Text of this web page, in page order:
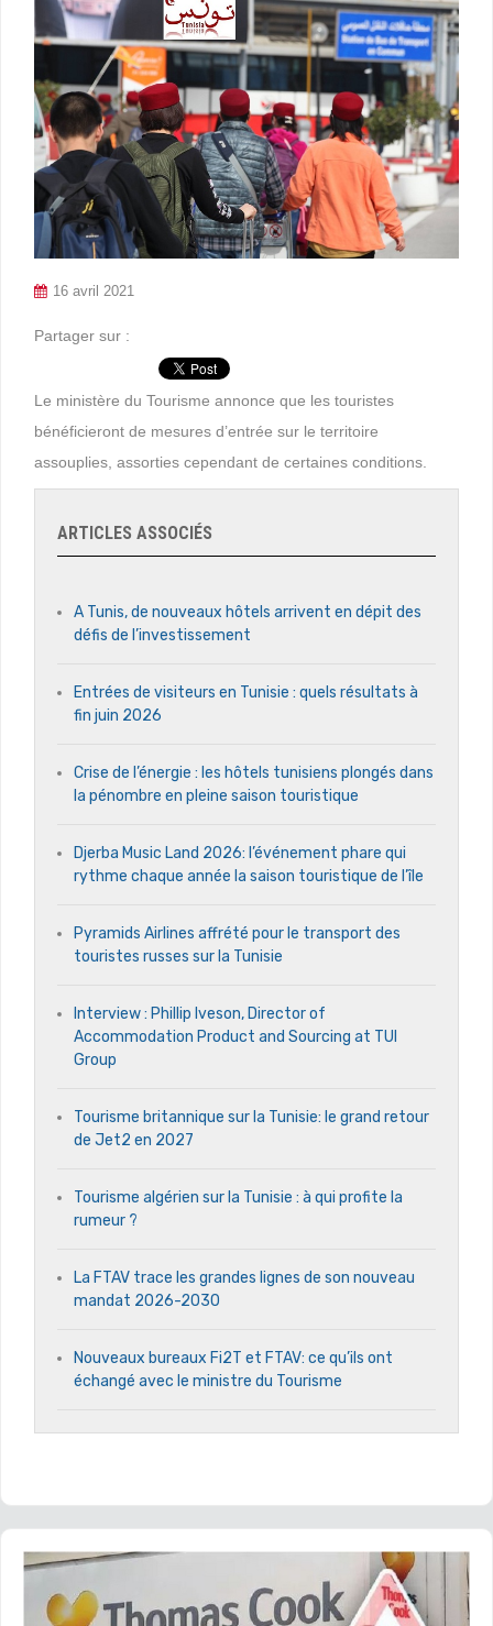
16 avril 2021
Partager sur :
Le ministère du Tourisme annonce que les touristes
bénéficieront de mesures d’entrée sur le territoire
assouplies, assorties cependant de certaines conditions.
ARTICLES ASSOCIÉS
A Tunis, de nouveaux hôtels arrivent en dépit des
défis de l’investissement
Entrées de visiteurs en Tunisie : quels résultats à
fin juin 2026
Crise de l’énergie : les hôtels tunisiens plongés dans
la pénombre en pleine saison touristique
Djerba Music Land 2026: l’événement phare qui
rythme chaque année la saison touristique de l’île
Pyramids Airlines affrété pour le transport des
touristes russes sur la Tunisie
Interview : Phillip Iveson, Director of
Accommodation Product and Sourcing at TUI
Group
Tourisme britannique sur la Tunisie: le grand retour
de Jet2 en 2027
Tourisme algérien sur la Tunisie : à qui profite la
rumeur ?
La FTAV trace les grandes lignes de son nouveau
mandat 2026-2030
Nouveaux bureaux Fi2T et FTAV: ce qu’ils ont
échangé avec le ministre du Tourisme